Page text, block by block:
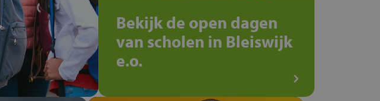
Bekijk de open dagen
van scholen in Bleiswijk
e.o.